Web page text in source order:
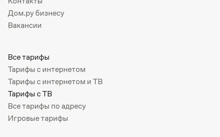
Дом.ру бизнесу
Вакансии
Все тарифы
Тарифы с интернетом
Тарифы с интернетом и ТВ
Тарифы с ТВ
Все тарифы по адресу
Игровые тарифы